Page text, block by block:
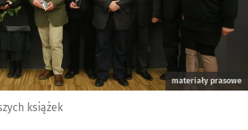
materiały prasowe
książek